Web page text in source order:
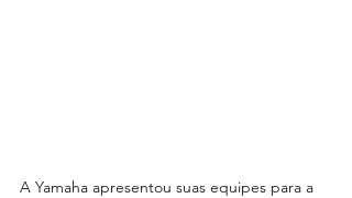
A Yamaha apresentou suas equipes para a